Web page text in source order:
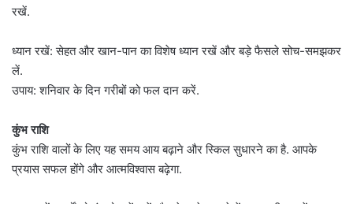
रखें.
ध्यान रखें: सेहत और खान-पान का विशेष ध्यान रखें और बड़े फैसले सोच-समझकर
लें.
उपाय: शनिवार के दिन गरीबों को फल दान करें.
कुंभ राशि
कुंभ राशि वालों के लिए यह समय आय बढ़ाने और स्किल सुधारने का है. आपके
प्रयास सफल होंगे और आत्मविश्वास बढ़ेगा.